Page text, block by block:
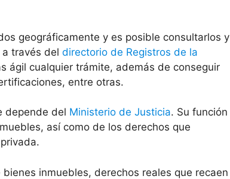
geográficamente y es posible consultarlos y
través del directorio de Registros de la
ágil cualquier trámite, además de conseguir
entre otras.
depende del Ministerio de Justicia. Su función
así como de los derechos que
inmuebles, derechos reales que recaen